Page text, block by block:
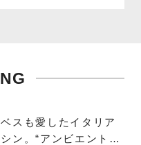
スも愛したイタリア
ン。“アンビエントの